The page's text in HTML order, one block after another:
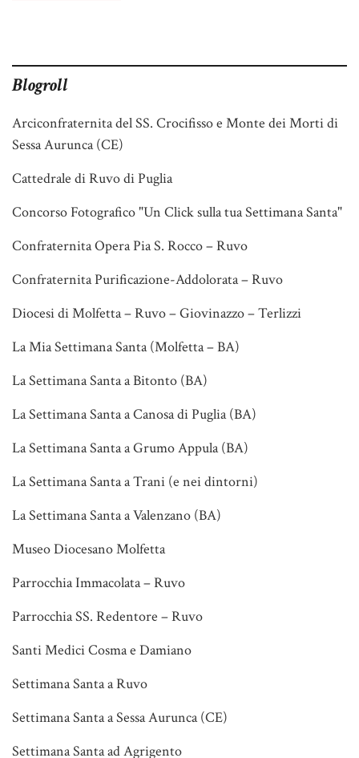
Blogroll
Arciconfraternita del SS. Crocifisso e Monte dei Morti di
Sessa Aurunca (CE)
Cattedrale di Ruvo di Puglia
Concorso Fotografico "Un Click sulla tua Settimana Santa"
Confraternita Opera Pia S. Rocco – Ruvo
Confraternita Purificazione-Addolorata – Ruvo
Diocesi di Molfetta – Ruvo – Giovinazzo – Terlizzi
La Mia Settimana Santa (Molfetta – BA)
La Settimana Santa a Bitonto (BA)
La Settimana Santa a Canosa di Puglia (BA)
La Settimana Santa a Grumo Appula (BA)
La Settimana Santa a Trani (e nei dintorni)
La Settimana Santa a Valenzano (BA)
Museo Diocesano Molfetta
Parrocchia Immacolata – Ruvo
Parrocchia SS. Redentore – Ruvo
Santi Medici Cosma e Damiano
Settimana Santa a Ruvo
Settimana Santa a Sessa Aurunca (CE)
Settimana Santa ad Agrigento